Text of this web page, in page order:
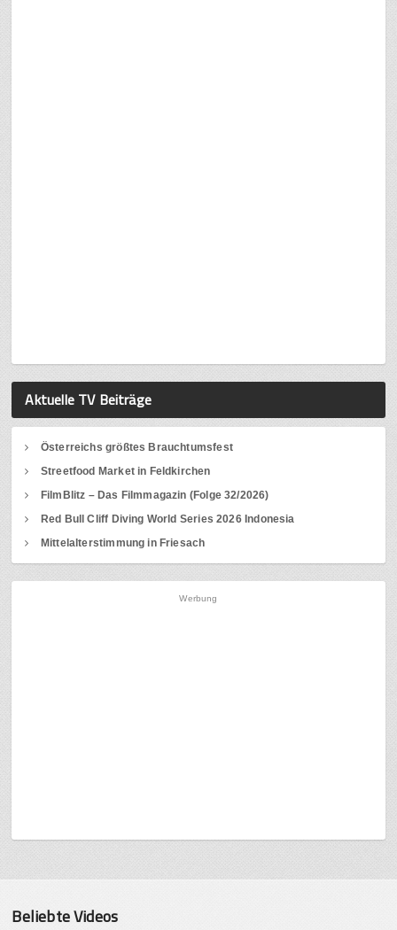
Aktuelle TV Beiträge
Österreichs größtes Brauchtumsfest
Streetfood Market in Feldkirchen
FilmBlitz – Das Filmmagazin (Folge 32/2026)
Red Bull Cliff Diving World Series 2026 Indonesia
Mittelalterstimmung in Friesach
Werbung
Beliebte Videos